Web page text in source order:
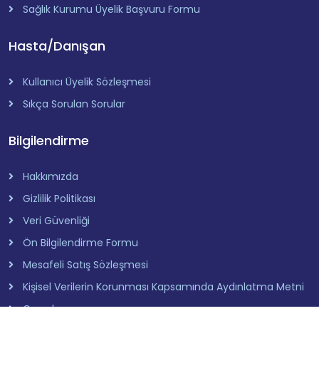
Sağlık Kurumu Üyelik Başvuru Formu
Hasta/Danışan
Kullanıcı Üyelik Sözleşmesi
Sıkça Sorulan Sorular
Bilgilendirme
Hakkımızda
Gizlilik Politikası
Veri Güvenliği
Ön Bilgilendirme Formu
Mesafeli Satış Sözleşmesi
Kişisel Verilerin Korunması Kapsamında Aydınlatma Metni
Çerezler